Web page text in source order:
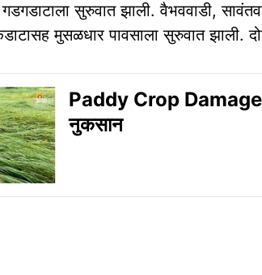
गडगडाटाला सुरुवात झाली. वैभववाडी,
मुसळधार पावसाला सुरुवात झाली.
Paddy Crop Damage:
नुकसान